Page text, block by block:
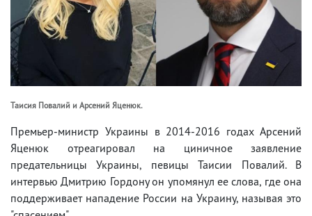
Таисия Повалий и Арсений Яценюк.
Премьер-министр Украины в 2014-2016 годах Арсений
Яценюк отреагировал на циничное заявление
предательницы Украины, певицы Таисии Повалий. В
интервью Дмитрию Гордону он упомянул ее слова, где она
поддерживает нападение России на Украину, называя это